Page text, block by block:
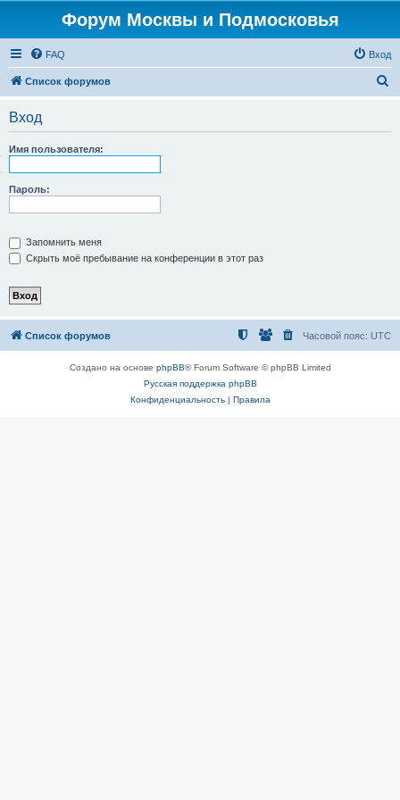
Форум Москвы и Подмосковья
FAQ Вход
Список форумов
Вход
Имя пользователя:
Пароль:
Запомнить меня
Скрыть моё пребывание на конференции в этот раз
Список форумов Часовой пояс: UTC
Создано на основе phpBB® Forum Software © phpBB Limited
Русская поддержка phpBB
Конфиденциальность| Правила